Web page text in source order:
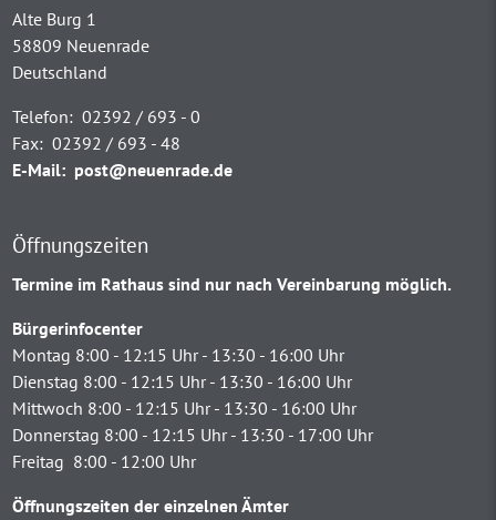
Alte Burg 1
58809 Neuenrade
Deutschland
Telefon: 02392 / 693 - 0
Fax: 02392 / 693 - 48
E-Mail: post@neuenrade.de
Öffnungszeiten
Termine im Rathaus sind nur nach Vereinbarung möglich.
Bürgerinfocenter
Montag 8:00 - 12:15 Uhr - 13:30 - 16:00 Uhr
Dienstag 8:00 - 12:15 Uhr - 13:30 - 16:00 Uhr
Mittwoch 8:00 - 12:15 Uhr - 13:30 - 16:00 Uhr
Donnerstag 8:00 - 12:15 Uhr - 13:30 - 17:00 Uhr
Freitag 8:00 - 12:00 Uhr
Öffnungszeiten der einzelnen Ämter